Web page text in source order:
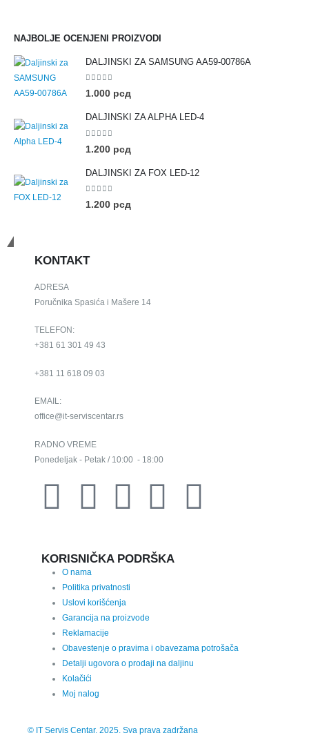
NAJBOLJE OCENJENI PROIZVODI
DALJINSKI ZA SAMSUNG AA59-00786A
0 out of 5
1.000 рсд
DALJINSKI ZA ALPHA LED-4
0 out of 5
1.200 рсд
DALJINSKI ZA FOX LED-12
0 out of 5
1.200 рсд
KONTAKT
ADRESA
Poručnika Spasića i Mašere 14
TELEFON:
+381 61 301 49 43
+381 11 618 09 03
EMAIL:
office@it-serviscentar.rs
RADNO VREME
Ponedeljak - Petak / 10:00 - 18:00
KORISNIČKA PODRŠKA
O nama
Politika privatnosti
Uslovi korišćenja
Garancija na proizvode
Reklamacije
Obavestenje o pravima i obavezama potrošača
Detalji ugovora o prodaji na daljinu
Kolačići
Moj nalog
© IT Servis Centar. 2025. Sva prava zadržana